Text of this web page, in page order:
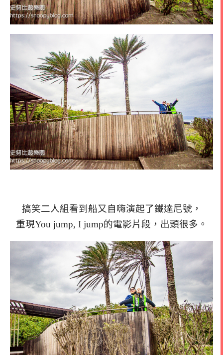
搞笑二人組看到船又自嗨演起了鐵達尼號，
重現You jump, I jump的電影片段，出頭很多。